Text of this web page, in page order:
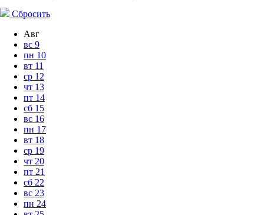
Сбросить
Авг
вс 9
пн 10
вт 11
ср 12
чт 13
пт 14
сб 15
вс 16
пн 17
вт 18
ср 19
чт 20
пт 21
сб 22
вс 23
пн 24